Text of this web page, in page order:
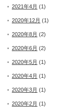
2021年4月 (1)
2020年12月 (1)
2020年8月 (2)
2020年6月 (2)
2020年5月 (1)
2020年4月 (1)
2020年3月 (1)
2020年2月 (1)